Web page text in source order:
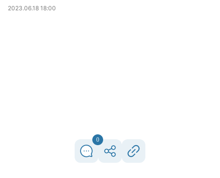
2023.06.18 18:00
0